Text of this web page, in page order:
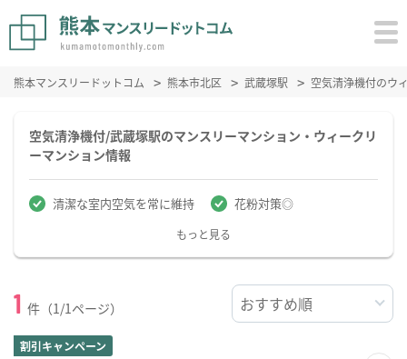
熊本マンスリードットコム 熊本市北区 武蔵塚駅 空気清浄機付のウ
空気清浄機付/武蔵塚駅のマンスリーマンション・ウィークリ
ーマンション情報
清潔な室内空気を常に維持 花粉対策◎
もっと見る
1 件（1/1ページ）
割引キャンペーン